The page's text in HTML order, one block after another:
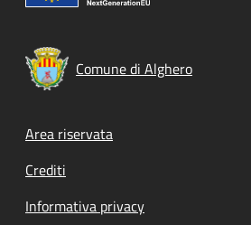
Comune di Alghero
Footer menu
Area riservata
Crediti
Informativa privacy